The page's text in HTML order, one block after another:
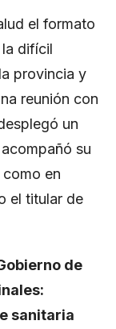
el formato
difícil
provincia y
reunión con
un
su
en
el titular de
de
sanitaria